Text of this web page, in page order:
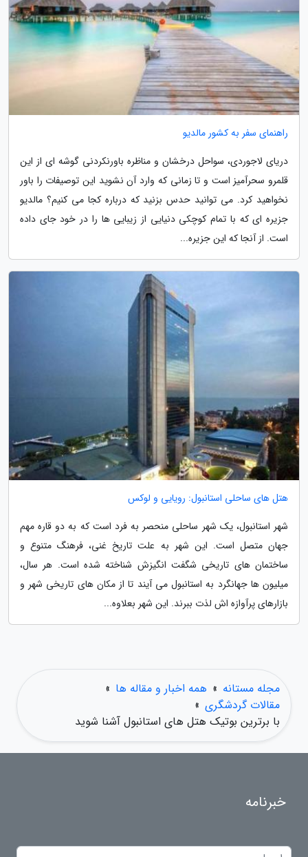
راهنمای سفر به کشور مالدیو
دریای لاجوردی، سواحل درخشان و مناظره باورنکردنی گوشه ای از این
قلمرو سحرآمیز است و تا زمانی که وارد آن نشوید این توصیفات را باور
نخواهید کرد. می توانید حدس بزنید که درباره کجا می کنیم؟ مالدیو
جزیره ای که با تمام کوچکی دنیایی از زیبایی ها را در خود جای داده
است. از آنجا که این جزیره...
هتل های ساحلی استانبول: رویایی و لوکس
شهر استانبول، یک شهر ساحلی منحصر به فرد است که به دو قاره مهم
جهان متصل است. این شهر به علت تاریخ غنی، فرهنگ متنوع و
ساختمان های تاریخی شگفت انگیزش شناخته شده است. هر سال،
میلیون ها جهانگرد به استانبول می آیند تا از مکان های تاریخی شهر و
بازارهای پرآوازه اش لذت ببرند. این شهر بعلاوه...
مجله مستانه » همه اخبار و مقاله ها »
مقالات گردشگری »
با برترین بوتیک هتل های استانبول آشنا شوید
خبرنامه